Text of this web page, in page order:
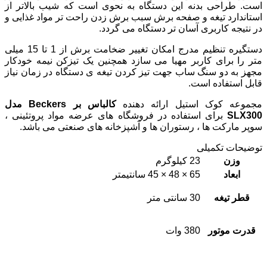
است. طراحی بدنه این دستگاه به نحوی است که شیب بالاتر از
استاندارد تیغه و صفحه برش سبب برش زدن راحت تر مواد غذایی و
در نتیجه کاربری آسان تر دستگاه می گردد.
دستگیره تنظیم مدرج امکان تغییر ضخامت برش از 1 تا 15 میلی
متر را برای کاربر مهیا می سازد همچنین یک تیزکن نیمه خودکار
مجهز به دو سنگ ساب جهت تیز کردن تیغه ی دستگاه در زمان نیاز
قابل استفاده است.
مجموعه کوک استیل ارائه دهنده
کالباس بر Beckers مدل
SLX300 برای استفاده در فروشگاه های عرضه مواد پروتئینی ،
سوپر مارکت ها ، رستوران ها و آشپزخانه های صنعتی می باشد.
توضیحات تکمیلی
وزن
23 کیلوگرم
ابعاد
65 × 48 × 45 سانتیمتر
قطر تیغه 30 سانتی متر
قدرت موتور 380 وات